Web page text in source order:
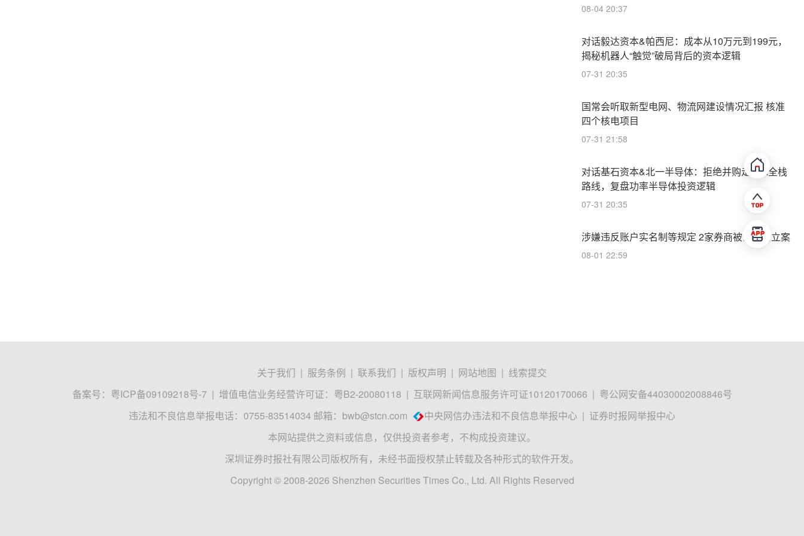
08-04 20:37
对话毅达资本&帕西尼：成本从10万元到199元，
揭秘机器人“触觉”破局背后的资本逻辑
07-31 20:35
国常会听取新型电网、物流网建设情况汇报 核准
四个核电项目
07-31 21:58
对话基石资本&北一半导体：拒绝并购走IDM全栈
路线，复盘功率半导体投资逻辑
07-31 20:35
涉嫌违反账户实名制等规定 2家券商被证监会立案
08-01 22:59
关于我们 | 服务条例 | 联系我们 | 版权声明 | 网站地图 | 线索提交
备案号： 粤ICP备09109218号-7 | 增值电信业务经营许可证：粤B2-20080118 | 互联网新闻信息服务许可证10120170066 | 粤公网安备44030002008846号
违法和不良信息举报电话：0755-83514034 邮箱： bwb@stcn.com 中央网信办违法和不良信息举报中心 | 证券时报网举报中心
本网站提供之资料或信息，仅供投资者参考，不构成投资建议。
深圳证券时报社有限公司版权所有，未经书面授权禁止转载及各种形式的软件开发。
Copyright © 2008-2026 Shenzhen Securities Times Co., Ltd. All Rights Reserved